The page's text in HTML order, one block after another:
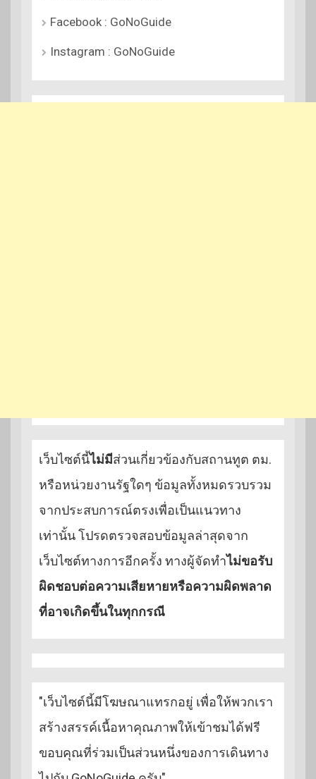
Facebook : GoNoGuide
Instagram : GoNoGuide
เว็บไซต์นี้ไม่มีส่วนเกี่ยวข้องกับสถานทูต ตม.
หรือหน่วยงานรัฐใดๆ ข้อมูลทั้งหมดรวบรวม
จากประสบการณ์ตรงเพื่อเป็นแนวทาง
เท่านั้น โปรดตรวจสอบข้อมูลล่าสุดจาก
เว็บไซต์ทางการอีกครั้ง ทางผู้จัดทำไม่ขอรับ
ผิดชอบต่อความเสียหายหรือความผิดพลาด
ที่อาจเกิดขึ้นในทุกกรณี
"เว็บไซต์นี้มีโฆษณาแทรกอยู่ เพื่อให้พวกเรา
สร้างสรรค์เนื้อหาคุณภาพให้เข้าชมได้ฟรี
ขอบคุณที่ร่วมเป็นส่วนหนึ่งของการเดินทาง